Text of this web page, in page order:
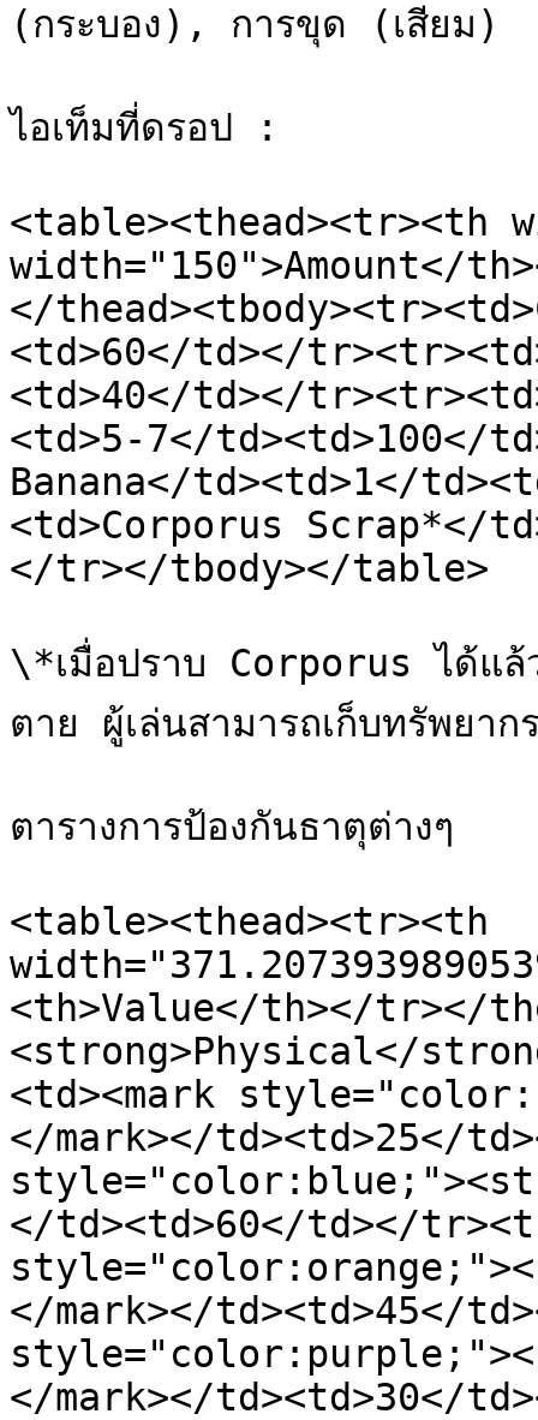
(กระบอง), การขุด (เสียม)
ไอเท็มที่ดรอป :
<table><thead><tr><th
width="150">Amount</
</
<td>60</td></
<td>40</td></
<td>5-7</td><td>100</
Banana</td><td>1</
<td>Corporus Scrap*</
</tr></tbody></table>
\*เมื่อปราบ Corporus ได้แ
ตาย ผู้เล่นสามารถเก็บทรัพยาก
ตารางการป้องกันธาตุต่างๆ
<table><thead><tr><th
<th>Value</th></tr></
<strong>Physical</
<td><mark
</mark></td><td>25</
</td><td>60</td></
</mark></td><td>45</
</mark></td><td>30</